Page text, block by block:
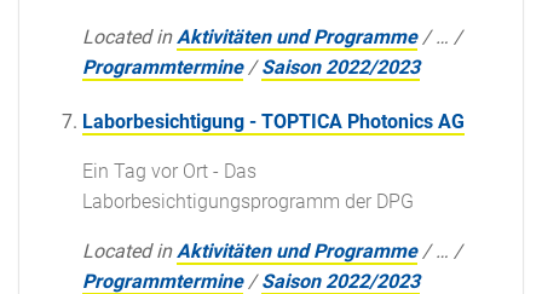
Located in Aktivitäten und Programme /… /
Programmtermine /Saison 2022/2023
Laborbesichtigung - TOPTICA Photonics AG
Ein Tag vor Ort - Das
Laborbesichtigungsprogramm der DPG
Located in Aktivitäten und Programme /… /
Programmtermine /Saison 2022/2023